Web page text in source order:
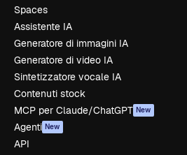
Spaces
Assistente IA
Generatore di immagini IA
Generatore di video IA
Sintetizzatore vocale IA
Contenuti stock
MCP per Claude/ChatGPT New
Agenti New
API